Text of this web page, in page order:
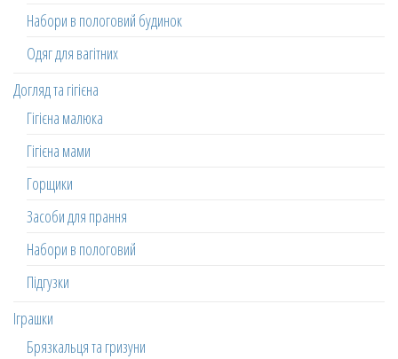
Набори в пологовий будинок
Одяг для вагітних
Догляд та гігієна
Гігієна малюка
Гігієна мами
Горщики
Засоби для прання
Набори в пологовий
Підгузки
Іграшки
Брязкальця та гризуни